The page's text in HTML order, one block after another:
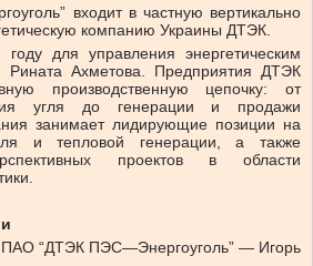
входит в частную вертикально
компанию Украины ДТЭК.
для управления энергетическим
Ахметова. Предприятия ДТЭК
производственную цепочку: от
угля до генерации и продажи
занимает лидирующие позиции на
и тепловой генерации, а также
проектов в области
ПАО “ДТЭК ПЭС—Энергоуголь” — Игорь